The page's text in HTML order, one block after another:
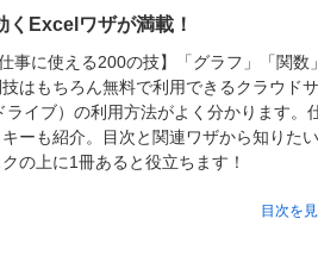
くExcelワザが満載！
事に使える200の技】「グラフ」「関数」
技はもちろん無料で利用できるクラウド
ライブ）の利用方法がよく分かります。
ーも紹介。目次と関連ワザから知りた
の上に1冊あると役立ちます！
目次を